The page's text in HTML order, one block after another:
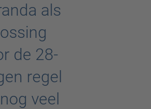
als
de 28-
regel
veel